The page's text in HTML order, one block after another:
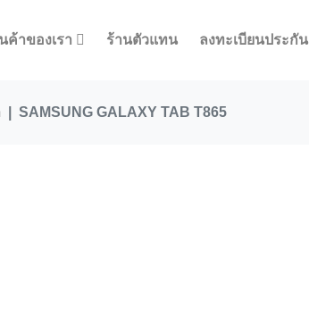
ค้าของเรา ร้านตัวแทน ลงทะเบียนประกัน
SAMSUNG GALAXY TAB T865